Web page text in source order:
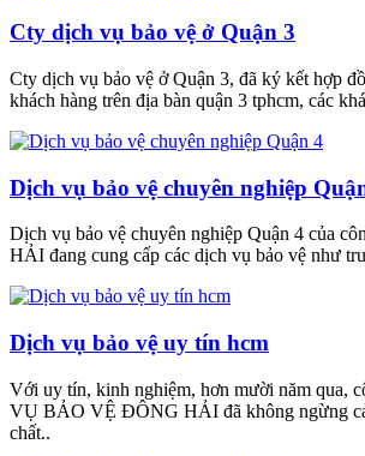
Cty dịch vụ bảo vệ ở Quận 3
Cty dịch vụ bảo vệ ở Quận 3, đã ký kết hợp
khách hàng trên địa bàn quận 3 tphcm, các
Dịch vụ bảo vệ chuyên nghiệp
Dịch vụ bảo vệ chuyên nghiệp Quận 4 của
HẢI đang cung cấp các dịch vụ bảo vệ như
Dịch vụ bảo vệ uy tín hcm
Với uy tín, kinh nghiệm, hơn mười năm qua,
VỤ BẢO VỆ ĐÔNG HẢI đã không ngừng
chất..